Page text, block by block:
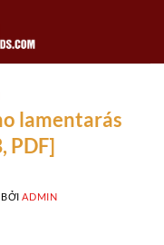
lamentarás
PDF]
BỞI ADMIN